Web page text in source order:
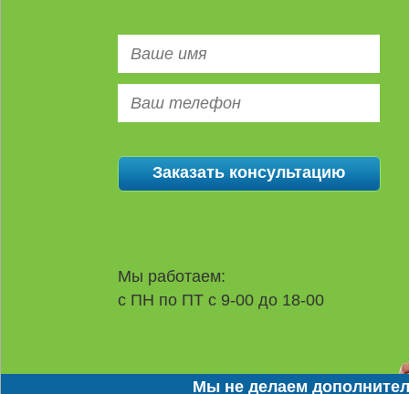
Мы работаем:
с ПН по ПТ с 9-00 до 18-00
Мы не делаем